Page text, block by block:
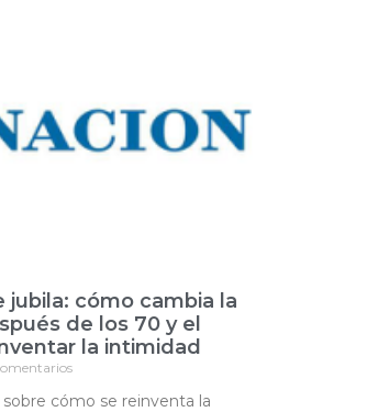
jubila: cómo cambia la
de los 70 y el
la intimidad
cómo se reinventa la